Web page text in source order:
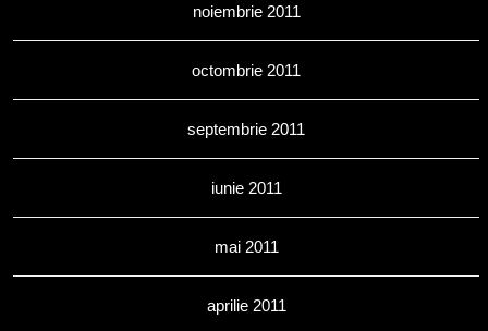
noiembrie 2011
octombrie 2011
septembrie 2011
iunie 2011
mai 2011
aprilie 2011